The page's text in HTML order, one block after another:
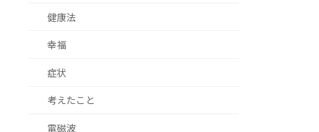
健康法
幸福
症状
考えたこと
電磁波